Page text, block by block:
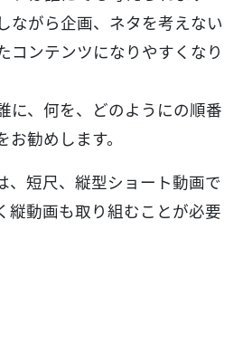
ながら企画、ネタを考えない
コンテンツになりやすくなり
に、何を、どのようにの順番
勧めします。
、短尺、縦型ショート動画で
縦動画も取り組むことが必要